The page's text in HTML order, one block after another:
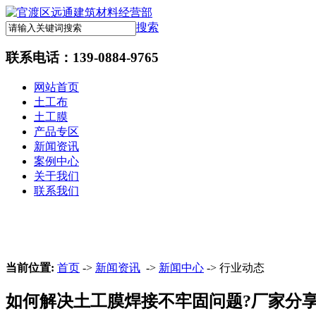
搜索
联系电话： 139-0884-9765
网站首页
土工布
土工膜
产品专区
新闻资讯
案例中心
关于我们
联系我们
当前位置: 首页 -> 新闻资讯 -> 新闻中心 -> 行业动态
如何解决土工膜焊接不牢固问题?厂家分